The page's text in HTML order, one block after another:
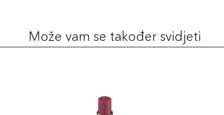
Može vam se također svidjeti